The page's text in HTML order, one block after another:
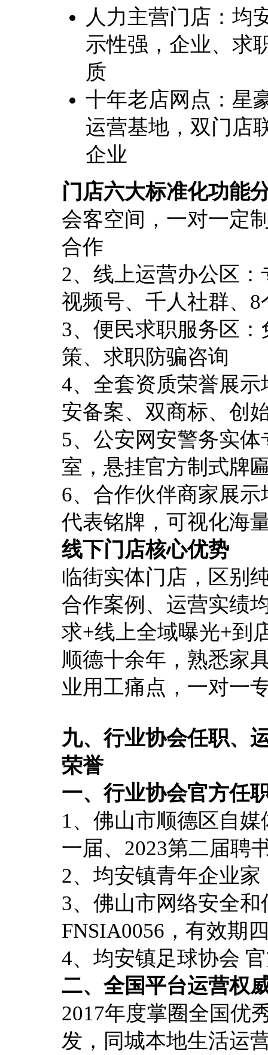
人力主营门店：均
示性强，企业、求
质
十年老店网点：星
运营基地，双门店
企业
门店六大标准化功能
会客空间，一对一定
合作
2、线上运营办公区
视频号、千人社群、
3、便民求职服务区
策、求职防骗咨询
4、全套资质荣誉展
安备案、双商标、创
5、公安网安警务实
室，悬挂官方制式牌
6、合作伙伴商家展
代表铭牌，可视化海
线下门店核心优势
临街实体门店，区别
合作案例、运营实绩
求+线上全域曝光+到
顺德十余年，熟悉家
业用工痛点，一对一
九、行业协会任职、
荣誉
一、行业协会官方任
1、佛山市顺德区自
一届、2023第二届聘
2、均安镇青年企业
3、佛山市网络安全
FNSIA0056，有效期
4、均安镇足球协会
二、全国平台运营权
2017年度掌圈全国优
发，同城本地生活运